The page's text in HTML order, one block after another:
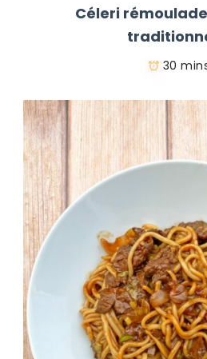
Céleri
30